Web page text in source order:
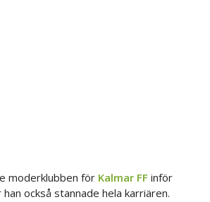
moderklubben för Kalmar FF inför
också stannade hela karriären.